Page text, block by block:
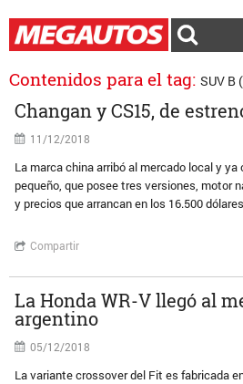
Contenidos para el tag: SUV B
Changan y CS15, de
11/12/2018
La marca china arribó al mercado local y ya
pequeño, que posee tres versiones, motor
y precios que arrancan en los 16.500
Compartir
La Honda WR-V llegó al
argentino
05/12/2018
La variante crossover del Fit es fabricada